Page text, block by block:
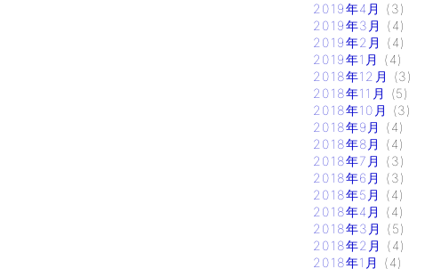
2019年4月
(3)
2019年3月
(4)
2019年2月
(4)
2019年1月
(4)
2018年12月
(3)
2018年11月
(5)
2018年10月
(3)
2018年9月
(4)
2018年8月
(4)
2018年7月
(3)
2018年6月
(3)
2018年5月
(4)
2018年4月
(4)
2018年3月
(5)
2018年2月
(4)
2018年1月
(4)